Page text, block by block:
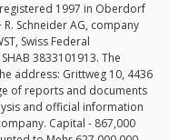
1997 in Oberdorf
Schneider AG, company
Swiss Federal
3833101913. The
address: Grittweg 10, 4436
of reports and documents
and official information
Capital - 867,000